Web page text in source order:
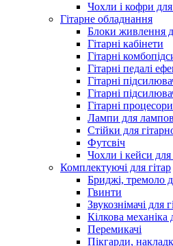
Чохли і кофри для
Гітарне обладнання
Блоки живлення
Гітарні кабінети
Гітарні
Гітарні педалі
Гітарні
Гітарні
Гітарні
Лампи для
Стійки для
Футсвіч
Чохли і кейси
Комплектуючі для гітар
Бриджі, тремоло
Гвинти
Звукознімачі для
Кілкова механіка
Перемикачі
Пікгарди,